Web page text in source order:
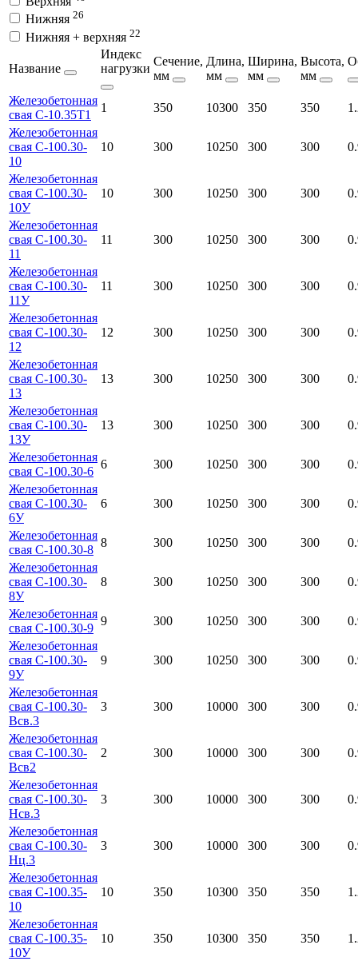
Нижняя 26
Нижняя + верхняя 22
Название
Индекс
нагрузки
Сечение,
мм
Длина,
мм
Ширина,
мм
Высота,
мм
Железобетонная
свая С-10.35Т1
1 350 10300 350 350
Железобетонная
свая С-100.30-
10
10 300 10250 300 300
Железобетонная
свая С-100.30-
10У
10 300 10250 300 300
Железобетонная
свая С-100.30-
11
11 300 10250 300 300
Железобетонная
свая С-100.30-
11У
11 300 10250 300 300
Железобетонная
свая С-100.30-
12
12 300 10250 300 300
Железобетонная
свая С-100.30-
13
13 300 10250 300 300
Железобетонная
свая С-100.30-
13У
13 300 10250 300 300
Железобетонная
свая С-100.30-6
6 300 10250 300 300
Железобетонная
свая С-100.30-
6У
6 300 10250 300 300
Железобетонная
свая С-100.30-8
8 300 10250 300 300
Железобетонная
свая С-100.30-
8У
8 300 10250 300 300
Железобетонная
свая С-100.30-9
9 300 10250 300 300
Железобетонная
свая С-100.30-
9У
9 300 10250 300 300
Железобетонная
свая С-100.30-
Всв.3
3 300 10000 300 300
Железобетонная
свая С-100.30-
Всв2
2 300 10000 300 300
Железобетонная
свая С-100.30-
Нсв.3
3 300 10000 300 300
Железобетонная
свая С-100.30-
Нц.3
3 300 10000 300 300
Железобетонная
свая С-100.35-
10
10 350 10300 350 350
Железобетонная
свая С-100.35-
10У
10 350 10300 350 350